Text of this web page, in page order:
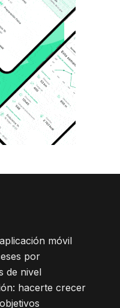
móvil
por
de nivel
hacerte crecer